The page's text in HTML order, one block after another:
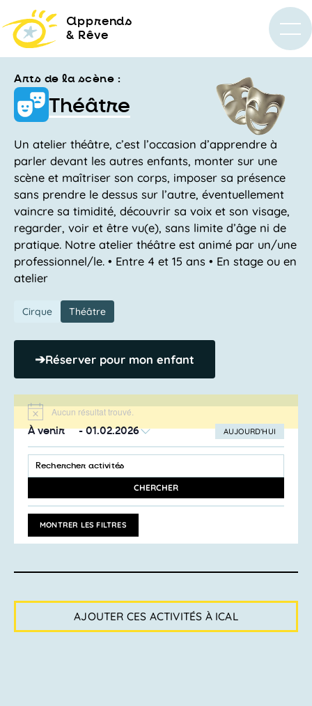
apprends
& Rêve
Arts de la scène :
Théâtre
Un atelier théâtre, c’est l’occasion d’apprendre à
parler devant les autres enfants, monter sur une
scène et maîtriser son corps, imposer sa présence
sans prendre le dessus sur l’autre, éventuellement
vaincre sa timidité, découvrir sa voix et son visage,
regarder, voir et être vu(e), sans limite d’âge ni de
pratique. Notre atelier théâtre est animé par un/une
professionnel/le. • Entre 4 et 15 ans • En stage ou en
atelier
Cirque Théâtre
➔Réserver pour mon enfant
Notice Aucun résultat trouvé.
AUJOURD’HUI
À venir - 01.02.2026
LA
DATE
Recherche
et
de
vues
Activités
SAISIR
MOT-
ACTIVITÉS
MOT-
CLÉ.
CHERCHER
MONTRER LES FILTRES
AJOUTER CES ACTIVITÉS À ICAL